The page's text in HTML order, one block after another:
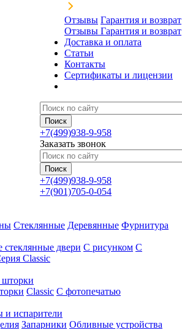
Отзывы Гарантия и возврат
Отзывы Гарантия и возврат
Доставка и оплата
Статьи
Контакты
Сертификаты и лицензии
+7(499)938-9-958
Заказать звонок
+7(499)938-9-958
+7(901)705-0-054
Стеклянные Деревянные Фурнитура
двери С рисунком С
Classic
Classic С фотопечатью
и испарители
Запарники Обливные устройства